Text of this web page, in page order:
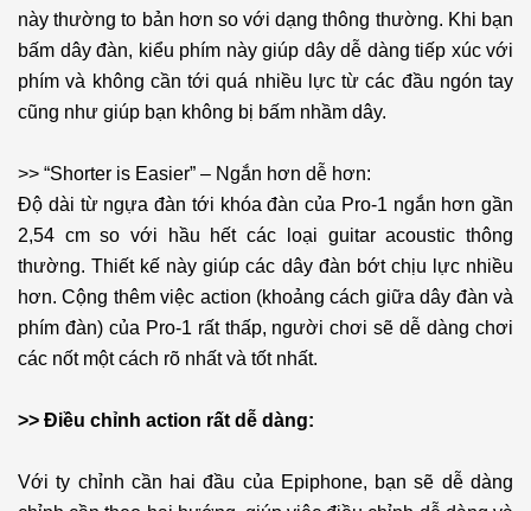
này thường to bản hơn so với dạng thông thường. Khi bạn
bấm dây đàn, kiểu phím này giúp dây dễ dàng tiếp xúc với
phím và không cần tới quá nhiều lực từ các đầu ngón tay
cũng như giúp bạn không bị bấm nhầm dây.
>> “Shorter is Easier” – Ngắn hơn dễ hơn:
Độ dài từ ngựa đàn tới khóa đàn của Pro-1 ngắn hơn gần
2,54 cm so với hầu hết các loại guitar acoustic thông
thường. Thiết kế này giúp các dây đàn bớt chịu lực nhiều
hơn. Cộng thêm việc action (khoảng cách giữa dây đàn và
phím đàn) của Pro-1 rất thấp, người chơi sẽ dễ dàng chơi
các nốt một cách rõ nhất và tốt nhất.
>> Điều chỉnh action rất dễ dàng:
Với ty chỉnh cần hai đầu của Epiphone, bạn sẽ dễ dàng